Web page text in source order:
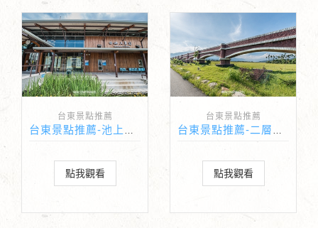
台東景點推薦
台東景點推薦-池上車站
點我觀看
台東景點推薦
台東景點推薦-二層坪水橋
點我觀看